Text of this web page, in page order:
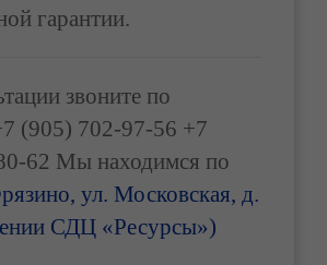
гарантии.
звоните по
(905) 702-97-56 +7
62 Мы находимся по
ул. Московская, д.
СДЦ «Ресурсы»)